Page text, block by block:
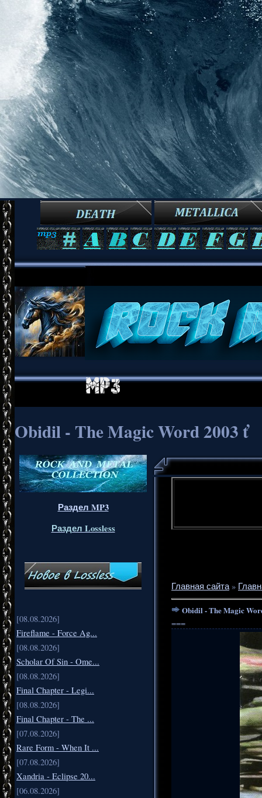
Obidil - The Magic Word 2003 ť
Раздел MP3
Раздел Lossless
[08.08.2026]
Fireflame - Force Ag...
[08.08.2026]
Scholar Of Sin - Ome...
[08.08.2026]
Final Chapter - Legi...
[08.08.2026]
Final Chapter - The ...
[07.08.2026]
Rare Form - When It ...
[07.08.2026]
Xandria - Eclipse 20...
[06.08.2026]
Главная сайта»
Obidil - The Magic
===